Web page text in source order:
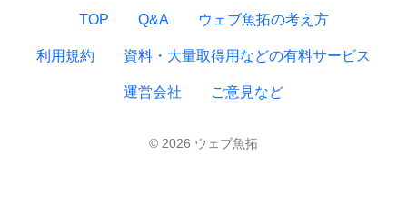
TOP Q&A ウェブ魚拓の考え方
利用規約 資料・大量取得用などの有料サービス
運営会社 ご意見など
© 2026 ウェブ魚拓